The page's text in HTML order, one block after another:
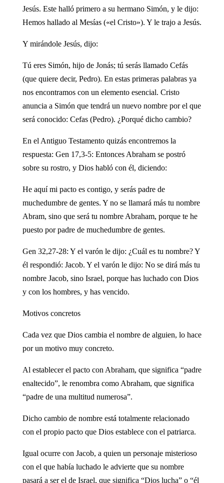
Jesús. Este halló primero a su hermano Simón, y le dijo:
Hemos hallado al Mesías («el Cristo»). Y le trajo a Jesús.
Y mirándole Jesús, dijo:
Tú eres Simón, hijo de Jonás; tú serás llamado Cefás
(que quiere decir, Pedro). En estas primeras palabras ya
nos encontramos con un elemento esencial. Cristo
anuncia a Simón que tendrá un nuevo nombre por el que
será conocido: Cefas (Pedro). ¿Porqué dicho cambio?
En el Antiguo Testamento quizás encontremos la
respuesta: Gen 17,3-5: Entonces Abraham se postró
sobre su rostro, y Dios habló con él, diciendo:
He aquí mi pacto es contigo, y serás padre de
muchedumbre de gentes. Y no se llamará más tu nombre
Abram, sino que será tu nombre Abraham, porque te he
puesto por padre de muchedumbre de gentes.
Gen 32,27-28: Y el varón le dijo: ¿Cuál es tu nombre? Y
él respondió: Jacob. Y el varón le dijo: No se dirá más tu
nombre Jacob, sino Israel, porque has luchado con Dios
y con los hombres, y has vencido.
Motivos concretos
Cada vez que Dios cambia el nombre de alguien, lo hace
por un motivo muy concreto.
Al establecer el pacto con Abraham, que significa “padre
enaltecido”, le renombra como Abraham, que significa
“padre de una multitud numerosa”.
Dicho cambio de nombre está totalmente relacionado
con el propio pacto que Dios establece con el patriarca.
Igual ocurre con Jacob, a quien un personaje misterioso
con el que había luchado le advierte que su nombre
pasará a ser el de Israel, que significa “Dios lucha” o “él